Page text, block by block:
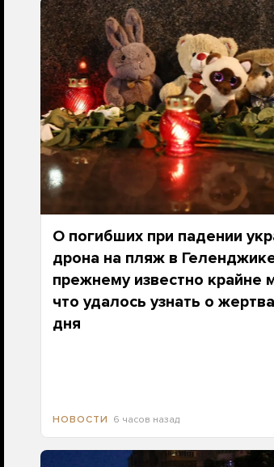
О погибших при падении
дрона на пляж в
прежнему известно крайне
что удалось узнать о
дня
НОВОСТИ 6 часов назад